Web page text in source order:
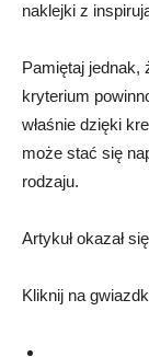
naklejki z
Pamiętaj jednak,
kryterium
właśnie dzięki
może stać się
rodzaju.
Artykuł okazał
Kliknij na